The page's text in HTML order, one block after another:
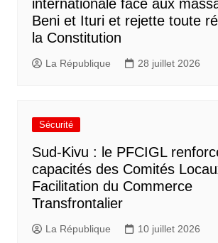
internationale face aux
Beni et Ituri et rejette toute
la Constitution
La République 28 juillet 2026
Sécurité
Sud-Kivu : le PFCIGL
capacités des Comités
Facilitation du Commerce
Transfrontalier
La République 10 juillet 2026